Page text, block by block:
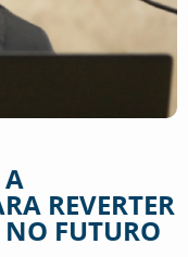
A
REVERTER
FUTURO